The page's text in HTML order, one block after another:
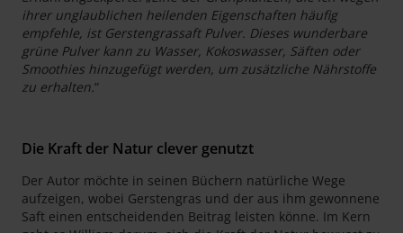
ihrer unglaublichen heilenden Eigenschaften häufig
empfehle, ist Gerstengrassaft Pulver. Dieses wunderbare
grüne Pulver kann zu Wasser, Kokoswasser, Säften oder
Smoothies hinzugefügt werden, um zusätzliche Nährstoffe
zu erhalten.“
Die Kraft der Natur clever genutzt
Der Autor möchte in seinen Büchern natürliche Wege
aufzeigen, wobei Gerstengras und der aus ihm gewonnene
Saft einen entscheidenden Beitrag leisten könne. Im Kern